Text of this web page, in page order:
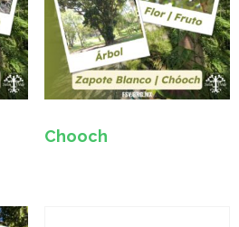
Chooch